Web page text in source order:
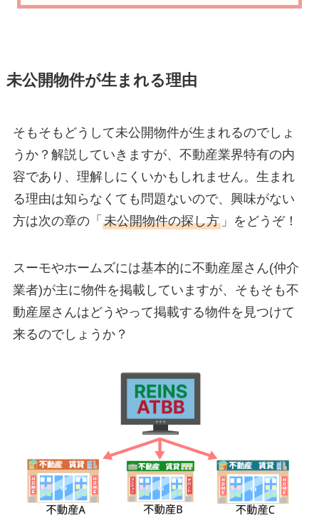
未公開物件が生まれる理由
そもそもどうして未公開物件が生まれるのでしょ
うか？解説していきますが、不動産業界特有の内
容であり、理解しにくいかもしれません。生まれ
る理由は知らなくても問題ないので、興味がない
方は次の章の「 未公開物件の探し方」をどうぞ！
スーモやホームズには基本的に不動産屋さん(仲介
業者)が主に物件を掲載していますが、そもそも不
動産屋さんはどうやって掲載する物件を見つけて
来るのでしょうか？